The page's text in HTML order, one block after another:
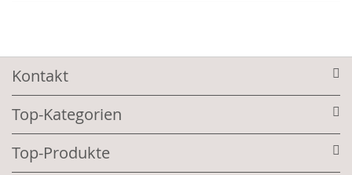
Kontakt
Top-Kategorien
Top-Produkte